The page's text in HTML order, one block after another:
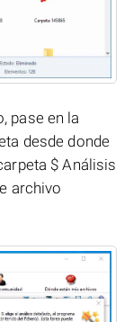
pase en la
desde donde
$ Análisis
archivo